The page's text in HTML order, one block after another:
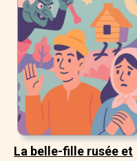
La belle-fille rusée et